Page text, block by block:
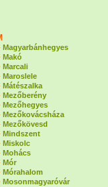
Magyarbánhegyes
Makó
Marcali
Maroslele
Mátészalka
Mezőberény
Mezőhegyes
Mezőkovácsháza
Mezőkövesd
Mindszent
Miskolc
Mohács
Mór
Mórahalom
Mosonmagyaróvár